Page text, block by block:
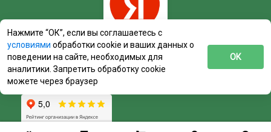
Нажмите “ОК”, если вы соглашаетесь с
условиями обработки cookie и ваших данных о
поведении на сайте, необходимых для
аналитики. Запретить обработку cookie
можете через браузер
ОК